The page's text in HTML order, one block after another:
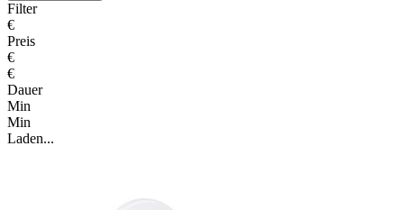
Filter
€
Preis
€
€
Dauer
Min
Min
Laden...